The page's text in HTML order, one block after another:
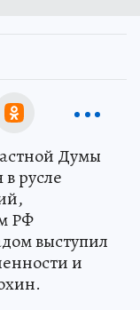
Думы
русле
РФ
выступил
и